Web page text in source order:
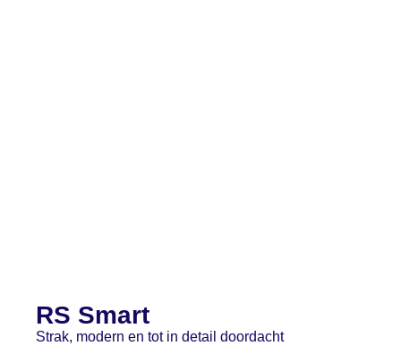
RS Smart
Strak, modern en tot in detail doordacht